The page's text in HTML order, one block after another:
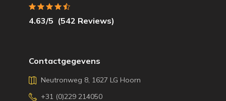
Contactgegevens
Neutronweg 8, 1627 LG Hoorn
+31 (0)229 214050
4.63/5 (542 Reviews)